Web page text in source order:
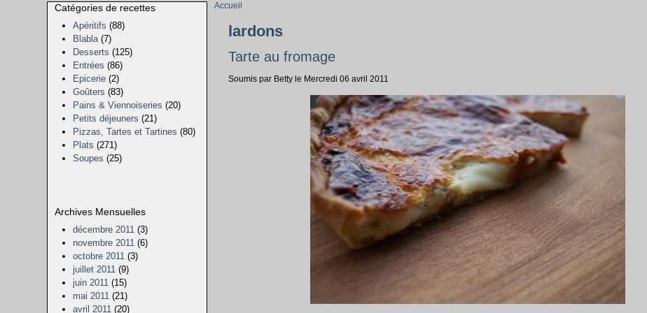
Catégories de recettes
Apéritifs (88)
Blabla (7)
Desserts (125)
Entrées (86)
Epicerie (2)
Goûters (83)
Pains & Viennoiseries (20)
Petits déjeuners (21)
Pizzas, Tartes et Tartines (80)
Plats (271)
Soupes (25)
Archives Mensuelles
décembre 2011 (3)
novembre 2011 (6)
octobre 2011 (3)
juillet 2011 (9)
juin 2011 (15)
mai 2011 (21)
avril 2011 (20)
Accueil
lardons
Tarte au fromage
Soumis par Betty le Mercredi 06 avril 2011